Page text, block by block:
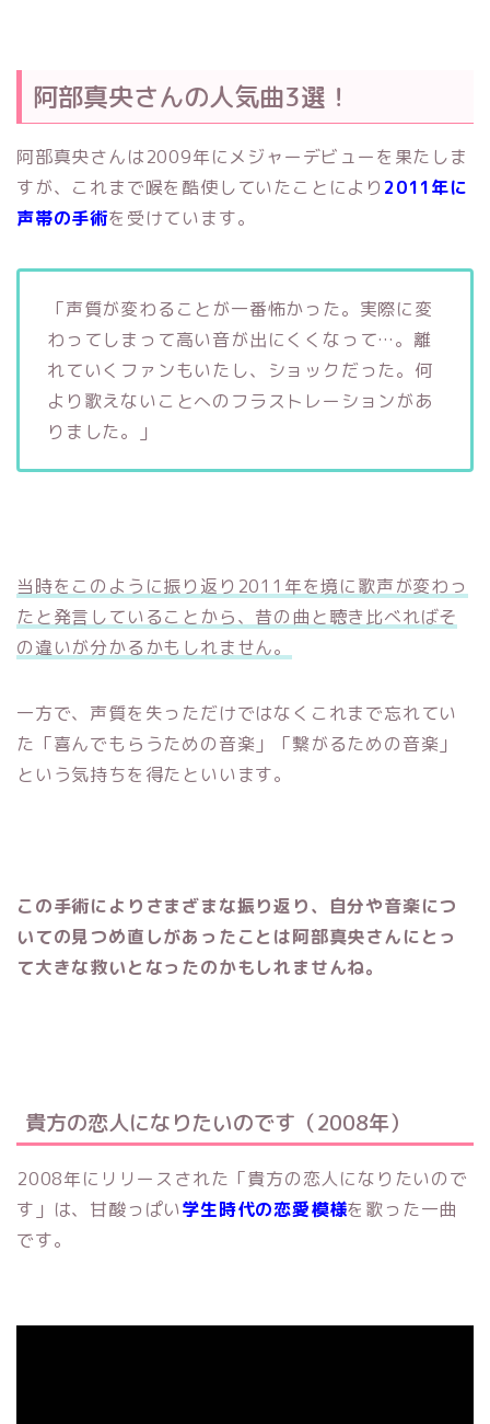
阿部真央さんの人気曲3選！
阿部真央さんは2009年にメジャーデビューを果たしま
すが、これまで喉を酷使していたことにより 2011年に
声帯の手術を受けています。
「声質が変わることが一番怖かった。実際に変
わってしまって高い音が出にくくなって…。離
れていくファンもいたし、ショックだった。何
より歌えないことへのフラストレーションがあ
りました。」
当時をこのように振り返り2011年を境に歌声が変わっ
たと発言していることから、昔の曲と聴き比べればそ
の違いが分かるかもしれません。
一方で、声質を失っただけではなくこれまで忘れてい
た「喜んでもらうための音楽」「繋がるための音楽」
という気持ちを得たといいます。
この手術によりさまざまな振り返り、自分や音楽につ
いての見つめ直しがあったことは阿部真央さんにとっ
て大きな救いとなったのかもしれませんね。
貴方の恋人になりたいのです（2008年）
2008年にリリースされた「貴方の恋人になりたいので
す」は、甘酸っぱい学生時代の恋愛模様を歌った一曲
です。